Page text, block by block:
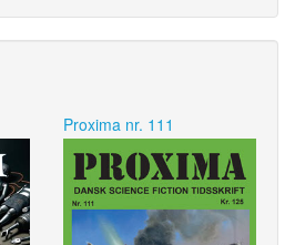
Proxima nr. 111